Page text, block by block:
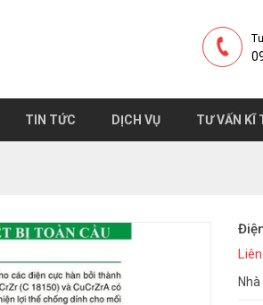
TIN TỨC DỊCH VỤ TƯ VẤN KĨ